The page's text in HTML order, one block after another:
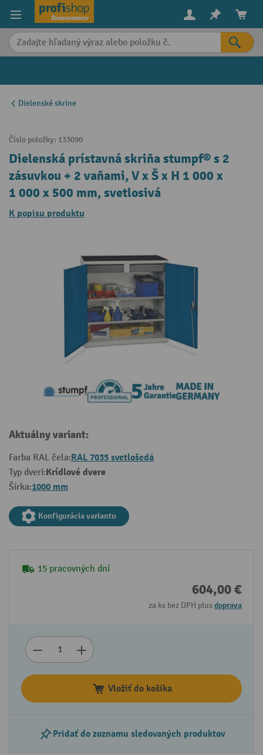
content
Dielenské skrine
Číslo položky: 133090
Dielenská prístavná skriňa stumpf® s 2
zásuvkou + 2 vaňami, V x Š x H 1 000 x
1 000 x 500 mm, svetlosivá
K popisu produktu
Aktuálny variant:
Farba RAL čela:RAL 7035 svetlošedá
Typ dverí:Krídlové dvere
Šírka:1000 mm
Konfigurácia variantu
15 pracovných dní
604,00 €
za ks bez DPH plusdoprava
Vložiť do košíka
Pridať do zoznamu sledovaných produktov